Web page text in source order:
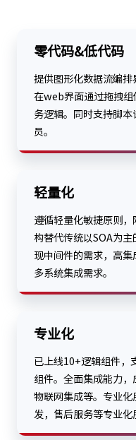
零代码&低代码
提供图形化数据流编
在web界面通过拖拽组
务逻辑。同时支持脚
员。
轻量化
遵循轻量化敏捷原则
构替代传统以SOA为
现中间件的需求，高集
多系统集成需求。
专业化
已上线10+逻辑组件
组件。全面集成能力
物联网集成等。专业
发，售后服务等专业化